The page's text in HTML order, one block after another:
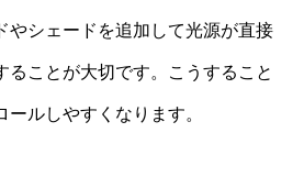
やシェードを追加して光源が直接
ることが大切です。こうすること
ルしやすくなります。